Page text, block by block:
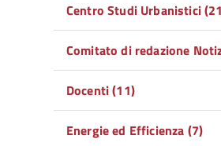
Centro Studi Urbanistici
Comitato di redazione
Docenti (11)
Energie ed Efficienza (7)